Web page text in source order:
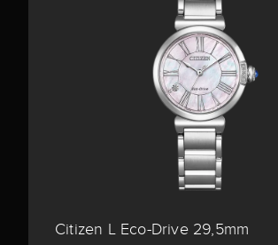
Citizen L Eco-Drive 29,5mm